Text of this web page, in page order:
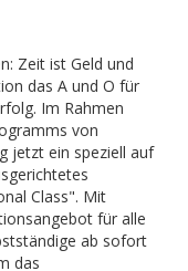
Zeit ist Geld und
das A und O für
Im Rahmen
von
jetzt ein speziell auf
Class". Mit
für alle
ab sofort
das